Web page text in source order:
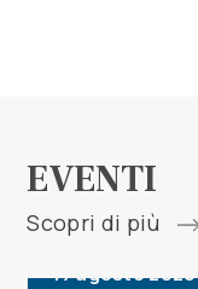
EVENTI
Scopri di più
17 agosto 2026